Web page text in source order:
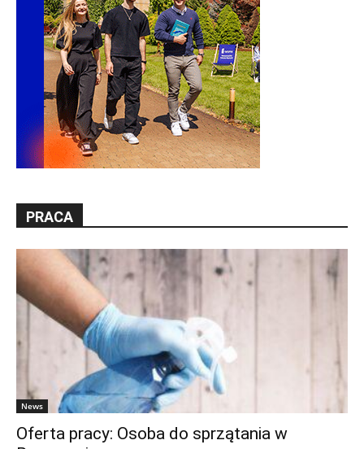
PRACA
News
Oferta pracy: Osoba do sprzątania w